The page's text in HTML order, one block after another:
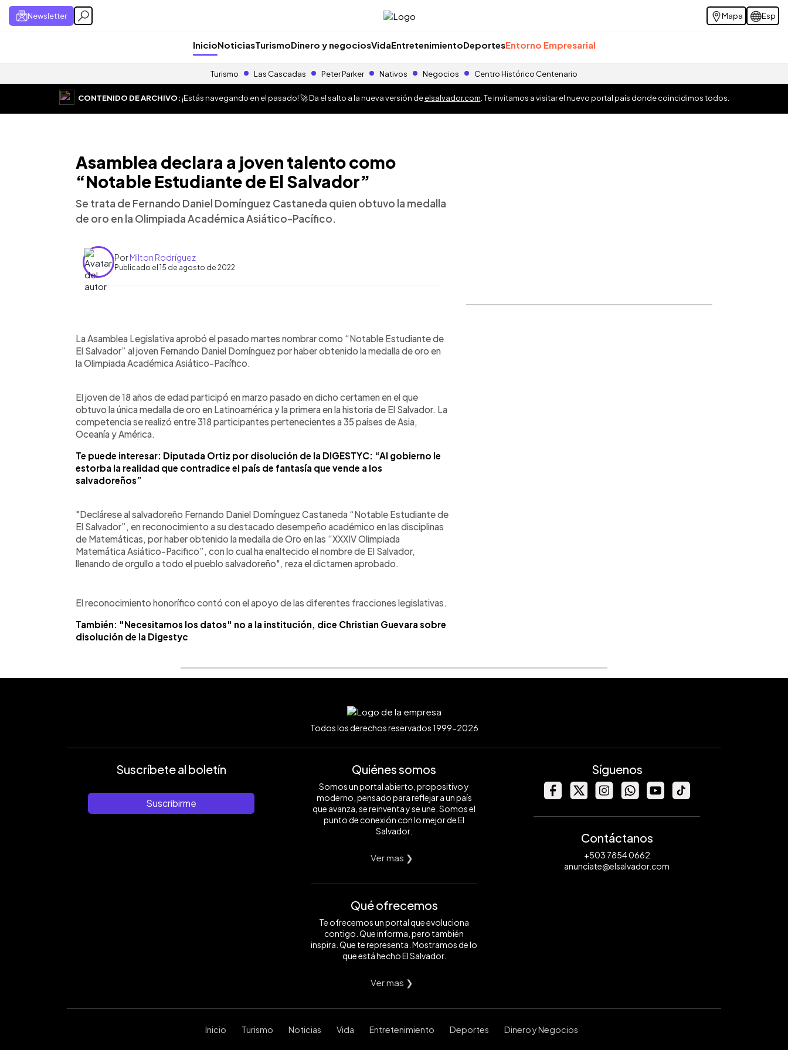
Newsletter Mapa Esp
InicioNoticiasTurismoDinero y negociosVidaEntretenimientoDeportesEntorno Empresarial
Turismo Las Cascadas Peter Parker Nativos Negocios Centro Histórico Centenario
CONTENIDO DE ARCHIVO:¡Estás navegando en el pasado! 🚀 Da el salto a la nueva versión deelsalvador.com . Te invitamos a visitar el nuevo portal país donde coincidimos todos.
Asamblea declara a joven talento como
“Notable Estudiante de El Salvador”
Se trata de Fernando Daniel Domínguez Castaneda quien obtuvo la medalla
de oro en la Olimpiada Académica Asiático-Pacífico.
PorMilton Rodríguez
Publicado el 15 de agosto de 2022
► Escuchar artículo
La Asamblea Legislativa aprobó el pasado martes nombrar como “Notable Estudiante de
El Salvador” al joven Fernando Daniel Domínguez por haber obtenido la medalla de oro en
la Olimpiada Académica Asiático-Pacífico.
El joven de 18 años de edad participó en marzo pasado en dicho certamen en el que
obtuvo la única medalla de oro en Latinoamérica y la primera en la historia de El Salvador. La
competencia se realizó entre 318 participantes pertenecientes a 35 países de Asia,
Oceanía y América.
Te puede interesar: Diputada Ortiz por disolución de la DIGESTYC: “Al gobierno le
estorba la realidad que contradice el país de fantasía que vende a los
salvadoreños”
"Declárese al salvadoreño Fernando Daniel Domínguez Castaneda “Notable Estudiante de
El Salvador”, en reconocimiento a su destacado desempeño académico en las disciplinas
de Matemáticas, por haber obtenido la medalla de Oro en las “XXXIV Olimpiada
Matemática Asiático-Pacifico”, con lo cual ha enaltecido el nombre de El Salvador,
llenando de orgullo a todo el pueblo salvadoreño", reza el dictamen aprobado.
El reconocimiento honorífico contó con el apoyo de las diferentes fracciones legislativas.
También: "Necesitamos los datos" no a la institución, dice Christian Guevara sobre
disolución de la Digestyc
Todos los derechos reservados 1999-2026
Suscríbete al boletín
Suscribirme
Quiénes somos
Somos un portal abierto, propositivo y
moderno, pensado para reflejar a un país
que avanza, se reinventa y se une. Somos el
punto de conexión con lo mejor de El
Salvador.
Ver mas ❯
Qué ofrecemos
Te ofrecemos un portal que evoluciona
contigo. Que informa, pero también
inspira. Que te representa. Mostramos de lo
que está hecho El Salvador.
Ver mas ❯
Síguenos
Contáctanos
+503 7854 0662
anunciate@elsalvador.com
Inicio Turismo Noticias Vida Entretenimiento Deportes Dinero y Negocios